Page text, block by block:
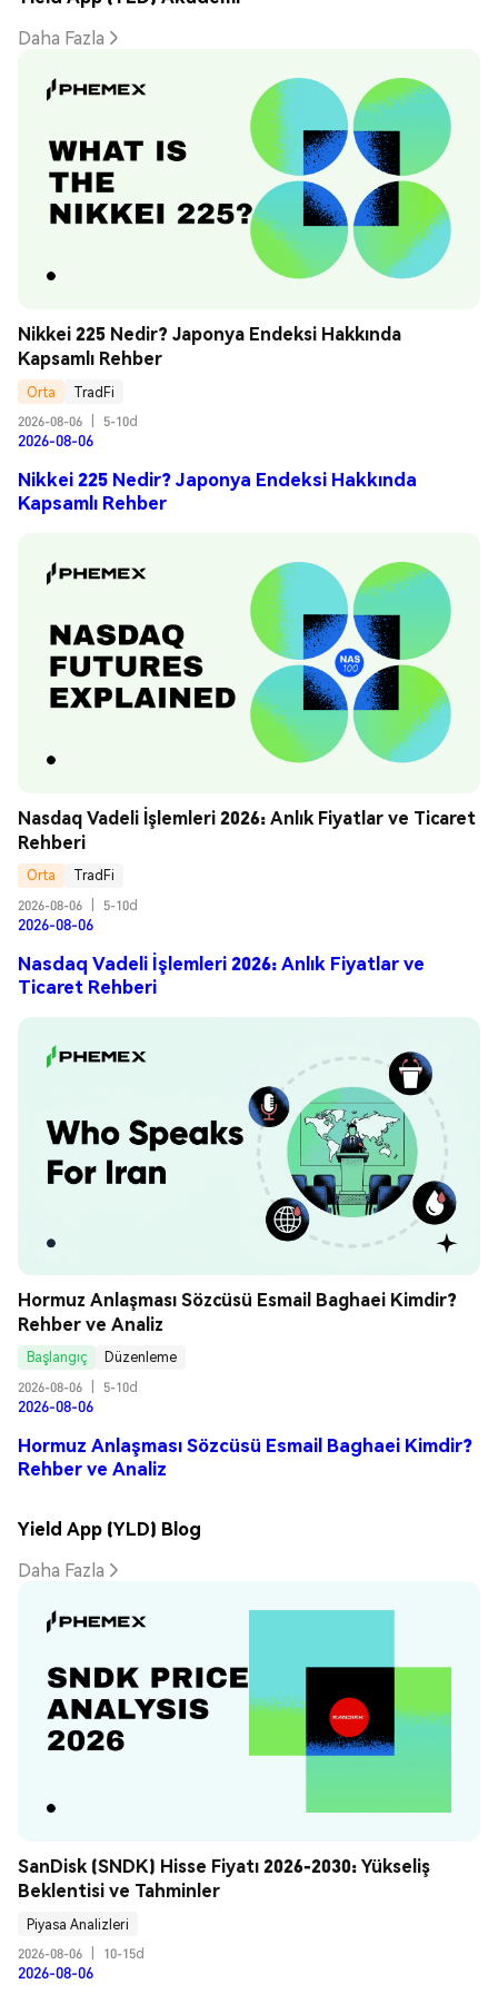
Daha Fazla
Nikkei 225 Nedir? Japonya Endeksi Hakkında
Kapsamlı Rehber
Orta
TradFi
2026-08-06
5-10d
2026-08-06
Nikkei 225 Nedir? Japonya Endeksi Hakkında
Kapsamlı Rehber
Nasdaq Vadeli İşlemleri 2026: Anlık Fiyatlar ve Ticaret
Rehberi
Orta
TradFi
2026-08-06
5-10d
2026-08-06
Nasdaq Vadeli İşlemleri 2026: Anlık Fiyatlar ve
Ticaret Rehberi
Hormuz Anlaşması Sözcüsü Esmail Baghaei Kimdir?
Rehber ve Analiz
Başlangıç
Düzenleme
2026-08-06
5-10d
2026-08-06
Hormuz Anlaşması Sözcüsü Esmail Baghaei Kimdir?
Rehber ve Analiz
Yield App (YLD) Blog
Daha Fazla
SanDisk (SNDK) Hisse Fiyatı 2026-2030: Yükseliş
Beklentisi ve Tahminler
Piyasa Analizleri
2026-08-06
10-15d
2026-08-06